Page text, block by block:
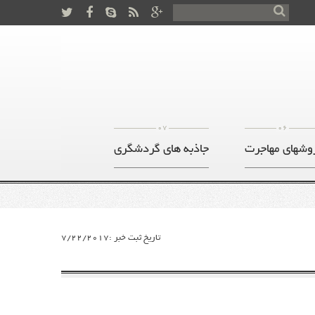
07
جاذبه های گردشگری
06
مهاجرت
تاریخ ثبت خبر :7/22/2017